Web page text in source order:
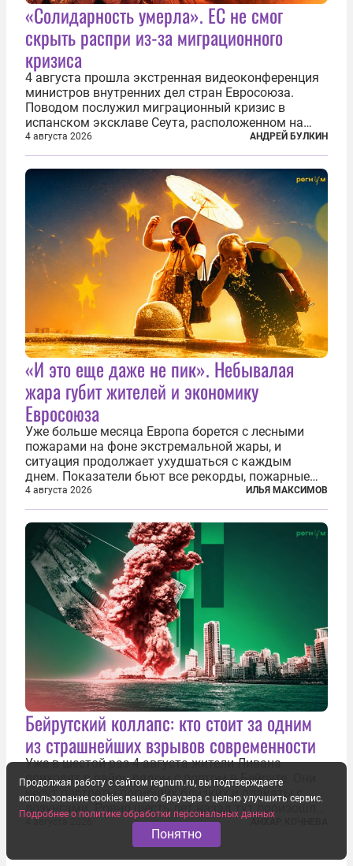
«Солидарность умерла». ЕС не смог
скрыть распри из-за миграционного
кризиса
4 августа прошла экстренная видеоконференция
министров внутренних дел стран Евросоюза.
Поводом послужил миграционный кризис в
испанском эксклаве Сеута, расположенном на
северном побережье Африки. В конце июля
границу между Марокко и испанской территорией
прорвали до 72 тысяч мигрантов. Подавляющее...
4 августа 2026 АНДРЕЙ БУЛКИН
«И это еще даже не пик». Небывалая
жара губит жителей и экономику
Евросоюза
Уже больше месяца Европа борется с лесными
пожарами на фоне экстремальной жары, и
ситуация продолжает ухудшаться с каждым
днем. Показатели бьют все рекорды, пожарные
гибнут, масштабы эвакуации растут, а засуха тем
временем добивает реки, энергетику и сельское
хозяйство. По данным Европейской...
4 августа 2026 ИЛЬЯ МАКСИМОВ
Бейрутский коллапс: кто стоит за одним
из страшнейших взрывов современности
Уже в шестой раз 4 августа жители Ливана
приходят в район рядом с портом в Бейруте. Они
несут портреты погибших близких и плакаты с
лозунгами. Ровно шесть лет назад тут произошла
одна из самых страшных техногенных катастроф
нашего времени — взрыв гигантского количества
4 августа 2026
Продолжая работу с сайтом regnum.ru, вы подтверждаете
использование cookies вашего браузера с целью улучшить сервис.
Подробнее о политике обработки персональных данных
Понятно